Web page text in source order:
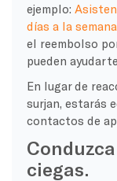
ejemplo:
días a la semana
el reembolso
pueden
En lugar de
surjan, estarás
contactos de
ciegas.